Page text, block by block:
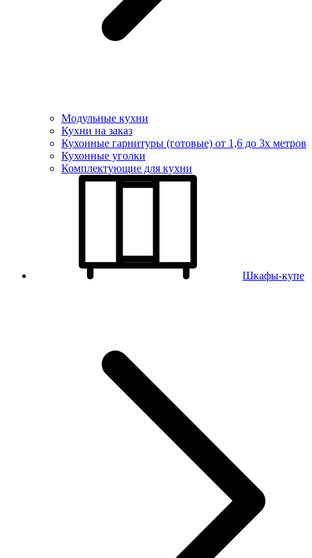
Модульные кухни
Кухни на заказ
Кухонные гарнитуры (готовые) от 1,6 до 3х метров
Кухонные уголки
Комплектующие для кухни
Шкафы-купе